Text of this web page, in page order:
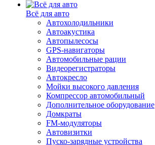
Всё для авто
Автохолодильники
Автоакустика
Автопылесосы
GPS-навигаторы
Автомобильные рации
Видеорегистраторы
Автокресло
Мойки высокого давления
Компрессор автомобильный
Дополнительное оборудование
Домкраты
FM-модуляторы
Автовизитки
Пуско-зарядные устройства